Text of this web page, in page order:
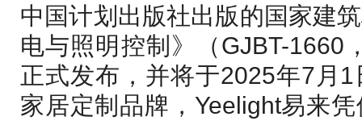
中国计划出版社出版的国家建
电与照明控制》（GJBT-1660
正式发布，并将于2025年7月
家居定制品牌，Yeelight易来